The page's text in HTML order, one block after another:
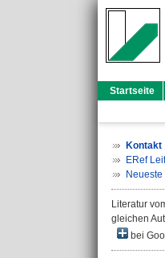
Startseite
Kontakt
ERef
Literatur
gleichen
bei